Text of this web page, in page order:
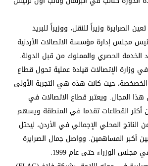
عام 1991، تعين الصرايرة وزيراً للنقل، ووزيراً للبريد
مجلس إدارة مؤسسة الاتصالات الأردنية
الخدمة الحصري والمملوك من قبل الدولة.
وزارة الإتصالات قيادة عملية تحول قطاع
الخصخصة، حيث كانت هذه هي التجربة الأولى
المجال. ويعتبر قطاع الاتصالات في
أكثر القطاعات تقدما في المنطقة ويسهم
من 14٪ من الناتج المحلي الإجمالي في الأردن، ليحتل
بين أكبر المساهمين. وواصل جمال الصرايرة
الوزراء حتى عام 1999.